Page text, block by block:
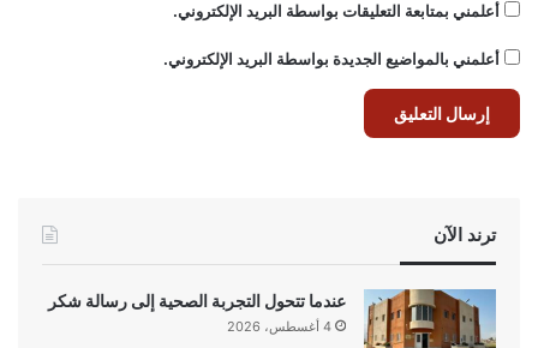
أعلمني بمتابعة التعليقات بواسطة البريد الإلكتروني.
أعلمني بالمواضيع الجديدة بواسطة البريد الإلكتروني.
ترند الآن
عندما تتحول التجربة الصحية إلى رسالة شكر
4 أغسطس، 2026